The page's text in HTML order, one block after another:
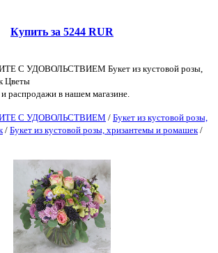
Купить за 5244 RUR
С УДОВОЛЬСТВИЕМ Букет из кустовой розы,
Цветы
распродажи в нашем магазине.
С УДОВОЛЬСТВИЕМ / Букет из кустовой розы,
/ Букет из кустовой розы, хризантемы и ромашек /